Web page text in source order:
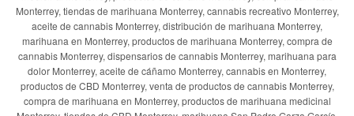
Monterrey, tiendas de marihuana Monterrey, cannabis recreativo Monterrey,
aceite de cannabis Monterrey, distribución de marihuana Monterrey,
marihuana en Monterrey, productos de marihuana Monterrey, compra de
cannabis Monterrey, dispensarios de cannabis Monterrey, marihuana para
dolor Monterrey, aceite de cáñamo Monterrey, cannabis en Monterrey,
productos de CBD Monterrey, venta de productos de cannabis Monterrey,
compra de marihuana en Monterrey, productos de marihuana medicinal